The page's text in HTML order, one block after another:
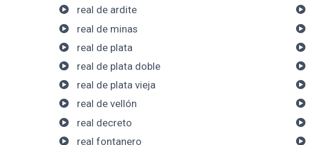
real de ardite
real de minas
real de plata
real de plata doble
real de plata vieja
real de vellón
real decreto
real fontanero